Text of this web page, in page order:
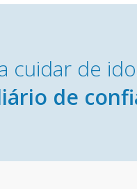
cuidar de
de